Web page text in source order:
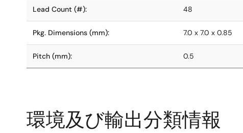
Lead Count (#): 48
Pkg. Dimensions (mm): 7.0 x 7.0 x 0.85
Pitch (mm): 0.5
環境及び輸出分類情報